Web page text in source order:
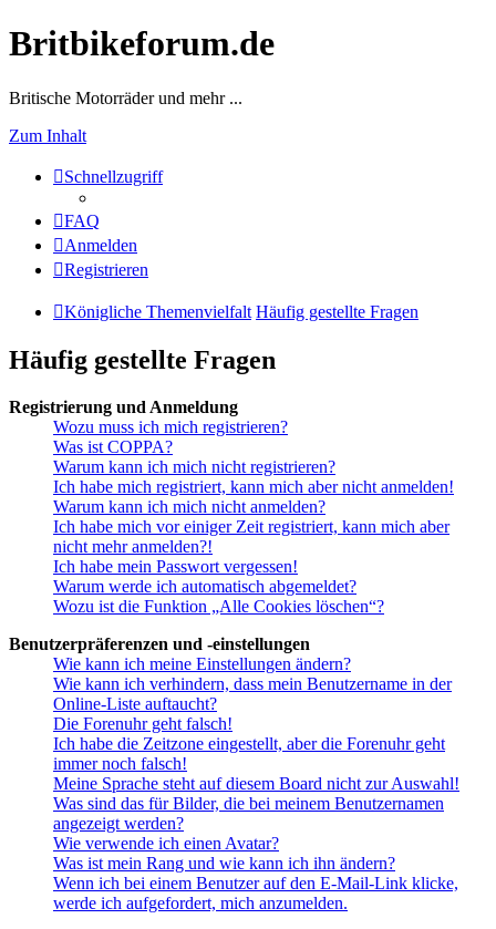
Britbikeforum.de
Britische Motorräder und mehr ...
Zum Inhalt
Schnellzugriff
FAQ
Anmelden
Registrieren
Königliche Themenvielfalt Häufig gestellte Fragen
Häufig gestellte Fragen
Registrierung und Anmeldung
Wozu muss ich mich registrieren?
Was ist COPPA?
Warum kann ich mich nicht registrieren?
Ich habe mich registriert, kann mich aber nicht anmelden!
Warum kann ich mich nicht anmelden?
Ich habe mich vor einiger Zeit registriert, kann mich aber
nicht mehr anmelden?!
Ich habe mein Passwort vergessen!
Warum werde ich automatisch abgemeldet?
Wozu ist die Funktion „Alle Cookies löschen“?
Benutzerpräferenzen und -einstellungen
Wie kann ich meine Einstellungen ändern?
Wie kann ich verhindern, dass mein Benutzername in der
Online-Liste auftaucht?
Die Forenuhr geht falsch!
Ich habe die Zeitzone eingestellt, aber die Forenuhr geht
immer noch falsch!
Meine Sprache steht auf diesem Board nicht zur Auswahl!
Was sind das für Bilder, die bei meinem Benutzernamen
angezeigt werden?
Wie verwende ich einen Avatar?
Was ist mein Rang und wie kann ich ihn ändern?
Wenn ich bei einem Benutzer auf den E-Mail-Link klicke,
werde ich aufgefordert, mich anzumelden.